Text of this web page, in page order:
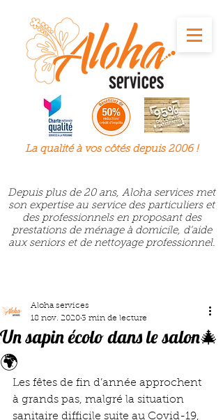
La qualité à voscôtés depuis 2006 !
Depuis plus de 20 ans, Aloha services met
son expertise au service des particuliers et
des professionnels en proposant des
prestations de ménage à domicile, d’aide
aux seniors et de nettoyage professionnel.
Un sapin écolo dans le salon🎄
🌍
Aloha services
18 nov. 20203 min de lecture
Les fêtes de fin d’année approchent
à grands pas, malgré la situation
sanitaire difficile suite au Covid-19,